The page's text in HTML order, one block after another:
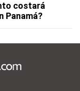
costará
Panamá?